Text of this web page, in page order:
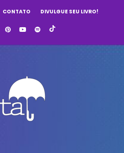
CONTATO DIVULGUE SEU LIVRO!